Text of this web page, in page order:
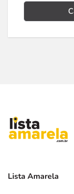
Lista Amarela